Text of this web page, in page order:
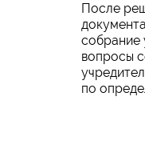
После
собрание
вопросы
по